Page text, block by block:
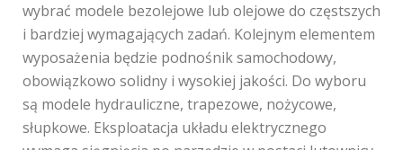
wybrać modele bezolejowe lub olejowe do częstszych
i bardziej wymagających zadań. Kolejnym elementem
wyposażenia będzie podnośnik samochodowy,
obowiązkowo solidny i wysokiej jakości. Do wyboru
są modele hydrauliczne, trapezowe, nożycowe,
słupkowe. Eksploatacja układu elektrycznego